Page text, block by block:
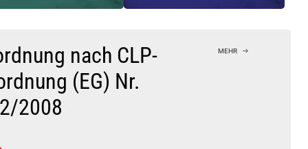
nach CLP-
(EG) Nr.
2008
MEHR